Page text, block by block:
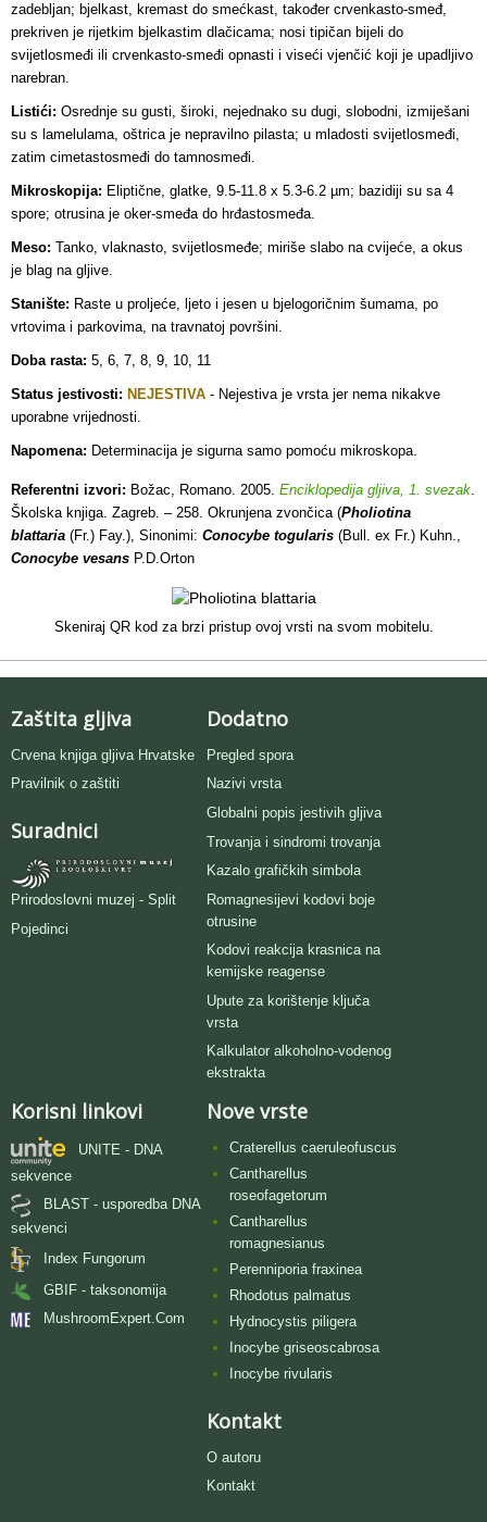
zadebljan; bjelkast, kremast do smećkast, također crvenkasto-smeđ,
prekriven je rijetkim bjelkastim dlačicama; nosi tipičan bijeli do
svijetlosmeđi ili crvenkasto-smeđi opnasti i viseći vjenčić koji je upadljivo
narebran.
Listići: Osrednje su gusti, široki, nejednako su dugi, slobodni, izmiješani
su s lamelulama, oštrica je nepravilno pilasta; u mladosti svijetlosmeđi,
zatim cimetastosmeđi do tamnosmeđi.
Mikroskopija: Eliptične, glatke, 9.5-11.8 x 5.3-6.2 µm; bazidiji su sa 4
spore; otrusina je oker-smeđa do hrđastosmeđa.
Meso: Tanko, vlaknasto, svijetlosmeđe; miriše slabo na cvijeće, a okus
je blag na gljive.
Stanište: Raste u proljeće, ljeto i jesen u bjelogoričnim šumama, po
vrtovima i parkovima, na travnatoj površini.
Doba rasta: 5, 6, 7, 8, 9, 10, 11
Status jestivosti: NEJESTIVA - Nejestiva je vrsta jer nema nikakve
uporabne vrijednosti.
Napomena: Determinacija je sigurna samo pomoću mikroskopa.
Referentni izvori: Božac, Romano. 2005. Enciklopedija gljiva, 1. svezak.
Školska knjiga. Zagreb. – 258. Okrunjena zvončica (Pholiotina
blattaria (Fr.) Fay.), Sinonimi: Conocybe togularis (Bull. ex Fr.) Kuhn.,
Conocybe vesans P.D.Orton
Skeniraj QR kod za brzi pristup ovoj vrsti na svom mobitelu.
Zaštita gljiva
Crvena knjiga gljiva Hrvatske
Pravilnik o zaštiti
Suradnici
Prirodoslovni muzej - Split
Pojedinci
Dodatno
Pregled spora
Nazivi vrsta
Globalni popis jestivih gljiva
Trovanja i sindromi trovanja
Kazalo grafičkih simbola
Romagnesijevi kodovi boje
otrusine
Kodovi reakcija krasnica na
kemijske reagense
Upute za korištenje ključa
vrsta
Kalkulator alkoholno-vodenog
ekstrakta
Korisni linkovi
UNITE - DNA
sekvence
BLAST - usporedba DNA
sekvenci
Index Fungorum
GBIF - taksonomija
MushroomExpert.Com
Nove vrste
Craterellus caeruleofuscus
Cantharellus
roseofagetorum
Cantharellus
romagnesianus
Perenniporia fraxinea
Rhodotus palmatus
Hydnocystis piligera
Inocybe griseoscabrosa
Inocybe rivularis
Kontakt
O autoru
Kontakt